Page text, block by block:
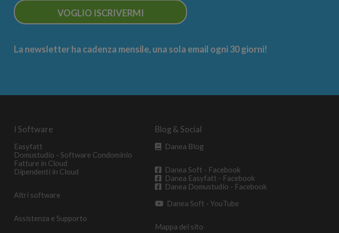
VOGLIO ISCRIVERMI
La newsletter ha cadenza mensile, una sola email ogni 30 giorni!
I Software
Easyfatt
Domustudio - Software Condominio
Fatture in Cloud
Dipendenti in Cloud
Altri software
Assistenza e Supporto
Blog & Social
Danea Blog
Danea Soft - Facebook
Danea Easyfatt - Facebook
Danea Domustudio - Facebook
Danea Soft - YouTube
Mappa del sito